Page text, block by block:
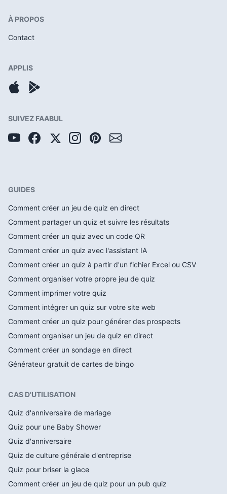
À PROPOS
Contact
APPLIS
SUIVEZ FAABUL
GUIDES
Comment créer un jeu de quiz en direct
Comment partager un quiz et suivre les résultats
Comment créer un quiz avec un code QR
Comment créer un quiz avec l'assistant IA
Comment créer un quiz à partir d'un fichier Excel ou CSV
Comment organiser votre propre jeu de quiz
Comment imprimer votre quiz
Comment intégrer un quiz sur votre site web
Comment créer un quiz pour générer des prospects
Comment organiser un jeu de quiz en direct
Comment créer un sondage en direct
Générateur gratuit de cartes de bingo
CAS D'UTILISATION
Quiz d'anniversaire de mariage
Quiz pour une Baby Shower
Quiz d'anniversaire
Quiz de culture générale d'entreprise
Quiz pour briser la glace
Comment créer un jeu de quiz pour un pub quiz